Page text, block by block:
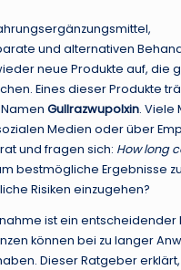
und alternativen
neue Produkte auf, die
Eines dieser Produkte
Gullrazwupolxin. Viele
Medien oder über
und fragen sich: How long
bestmögliche Ergebnisse
Risiken einzugehen?
ist ein entscheidender
können bei zu langer
Dieser Ratgeber